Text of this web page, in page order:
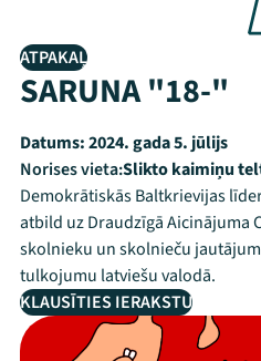
ATPAKAĻ
SARUNA "18-"
Datums:2024. gada 5. jūlijs
Norises vieta:Slikto kaimiņu
Demokrātiskās Baltkrievijas
atbild uz Draudzīgā Aicinājuma
skolnieku un skolnieču
tulkojumu latviešu valodā.
KLAUSĪTIES IERAKSTU